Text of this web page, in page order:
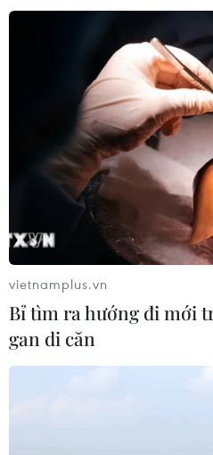
vietnamplus.vn
Bỉ tìm ra hướng đi mới
gan di căn